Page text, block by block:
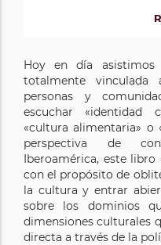
Hoy en día
totalmente
personas y
escuchar «identidad
«cultura alimentaria» o
perspectiva de
Iberoamérica, este libro
con el propósito de
la cultura y entrar
sobre los dominios
dimensiones culturales
directa a través de la